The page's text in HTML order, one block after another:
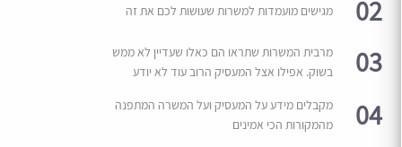
02 מגישים מועמדות למשרות שעושות לכם את זה
03
מרבית המשרות שתראו הם כאלו שעדיין לא ממש
בשוק. אפילו אצל המעסיק הרוב עוד לא יודע
04
מקבלים מידע על המעסיק ועל המשרה המתפנה
מהמקורות הכי אמינים